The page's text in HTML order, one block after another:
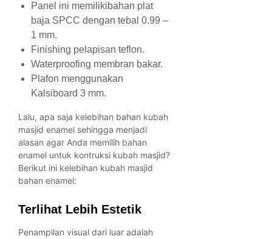
Panel ini memilikibahan plat
baja SPCC dengan tebal 0.99 –
1 mm.
Finishing pelapisan teflon.
Waterproofing membran bakar.
Plafon menggunakan
Kalsiboard 3 mm.
Lalu, apa saja kelebihan bahan kubah
masjid enamel sehingga menjadi
alasan agar Anda memilih bahan
enamel untuk kontruksi kubah masjid?
Berikut ini kelebihan kubah masjid
bahan enamel:
Terlihat Lebih Estetik
Penampilan visual dari luar adalah